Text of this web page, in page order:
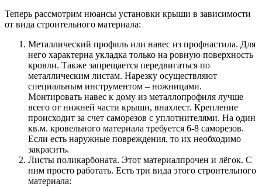
Теперь рассмотрим нюансы установки крыши в зависимости
от вида строительного материала:
Металлический профиль или навес из профнастила. Для
него характерна укладка только на ровную поверхность
кровли. Также запрещается передвигаться по
металлическим листам. Нарезку осуществляют
специальным инструментом – ножницами.
Монтировать навес к дому из металлопрофиля лучше
всего от нижней части крыши, внахлест. Крепление
происходит за счет саморезов с уплотнителями. На один
кв.м. кровельного материала требуется 6-8 саморезов.
Если есть наружные повреждения, то их необходимо
закрасить.
Листы поликарбоната. Этот материалпрочен и лёгок. С
ним просто работать. Есть три вида этого строительного
материала: